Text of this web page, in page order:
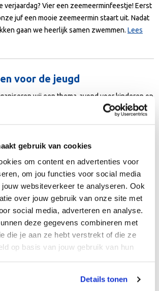
gebruik van cookies
om content en advertenties voor
om jou functies voor social media
websiteverkeer te analyseren. Ook
over jouw gebruik van onze site met
social media, adverteren en analyse.
deze gegevens combineren met
die je aan ze hebt verstrekt of die ze
op basis van jouw gebruik van hun
Details tonen
verjaardag? Vier een zeemeerminfeestje! Eerst
juf een mooie zeemeermin staart uit. Nadat
gaan we heerlijk samen zwemmen. Lees
voor de jeugd
wij een thema-avond voor kinderen op
vrijdag gaan we film kijken, de andere vrijdag
in onze baden. Op vrijdagavond tijdens de
jeugd of zaterdagmiddag of zondagochtend
familie.Lees verder >
verkrijgbaar. Deze zijn 15 weken geldig